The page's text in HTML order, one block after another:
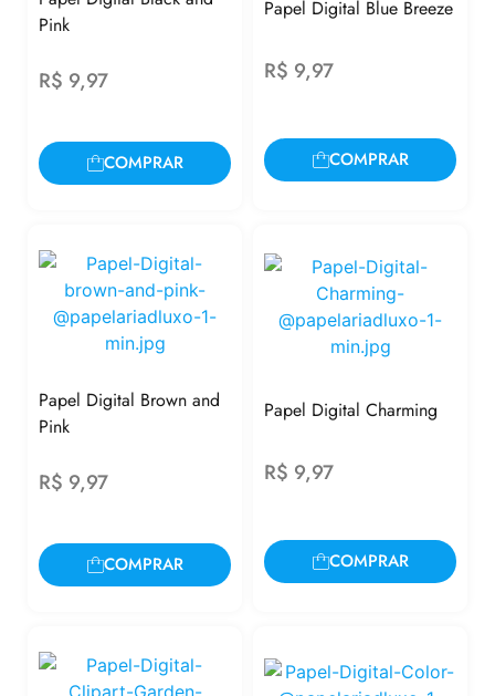
Pink
R$ 9,97
COMPRAR
Papel Digital Blue Breeze
R$ 9,97
COMPRAR
Papel Digital Brown and
Pink
R$ 9,97
COMPRAR
Papel Digital Charming
R$ 9,97
COMPRAR